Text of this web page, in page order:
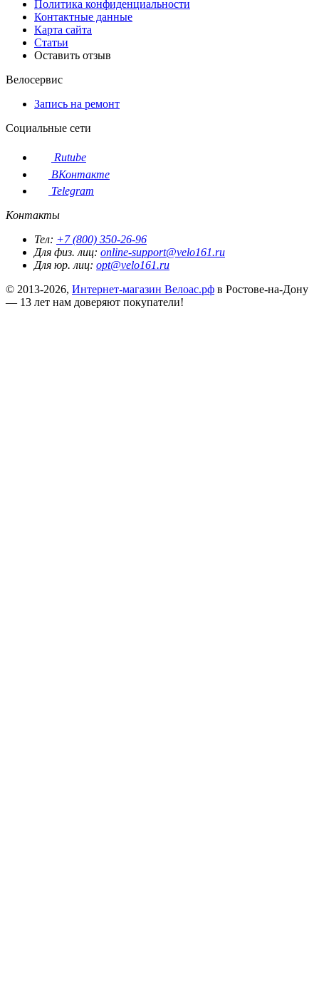
Политика конфиденциальности
Контактные данные
Карта сайта
Статьи
Оставить отзыв
Велосервис
Запись на ремонт
Социальные сети
Rutube
ВКонтакте
Telegram
Контакты
Тел: +7 (800) 350-26-96
Для физ. лиц: online-support@velo161.ru
Для юр. лиц: opt@velo161.ru
© 2013-2026, Интернет-магазин Велоас.рф в Ростове-на-Дону
— 13 лет нам доверяют покупатели!